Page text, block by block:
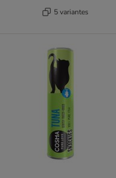
5 variantes